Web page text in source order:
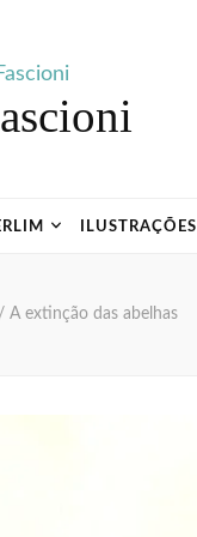
ILUSTRAÇÕES
/ A extinção das abelhas